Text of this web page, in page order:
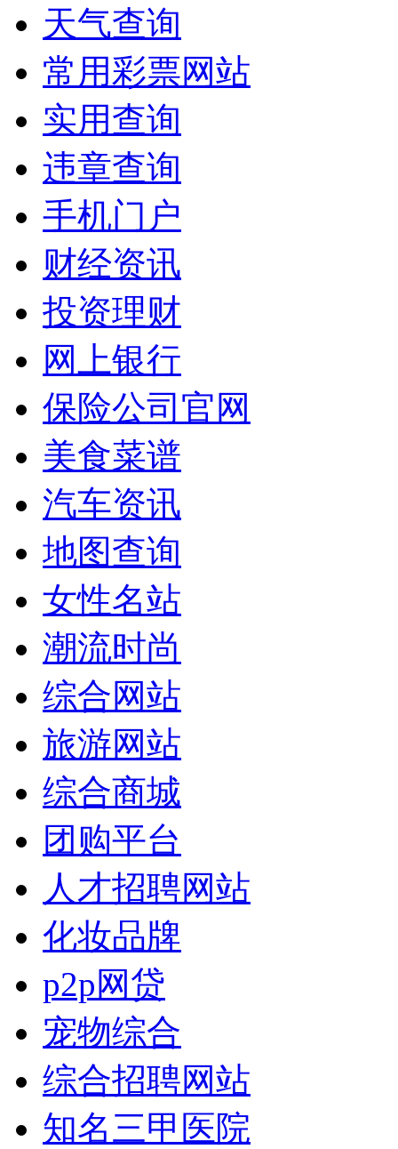
天气查询
常用彩票网站
实用查询
违章查询
手机门户
财经资讯
投资理财
网上银行
保险公司官网
美食菜谱
汽车资讯
地图查询
女性名站
潮流时尚
综合网站
旅游网站
综合商城
团购平台
人才招聘网站
化妆品牌
p2p网贷
宠物综合
综合招聘网站
知名三甲医院